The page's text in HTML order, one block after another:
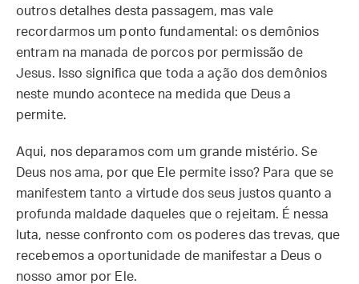
outros detalhes desta passagem, mas vale
recordarmos um ponto fundamental: os demônios
entram na manada de porcos por permissão de
Jesus. Isso significa que toda a ação dos demônios
neste mundo acontece na medida que Deus a
permite.
Aqui, nos deparamos com um grande mistério. Se
Deus nos ama, por que Ele permite isso? Para que se
manifestem tanto a virtude dos seus justos quanto a
profunda maldade daqueles que o rejeitam. É nessa
luta, nesse confronto com os poderes das trevas, que
recebemos a oportunidade de manifestar a Deus o
nosso amor por Ele.